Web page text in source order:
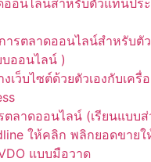
ออนไลน์สำหรับตัวแทนปร
ารตลาดออนไลน์สำหรับตั
บออนไลน์ )
เว็บไซต์ด้วยตัวเองกับเค
ตลาดออนไลน์ (เรียนแบบ
ให้คลิก พลิกยอดขายใ
แบบมือวาด